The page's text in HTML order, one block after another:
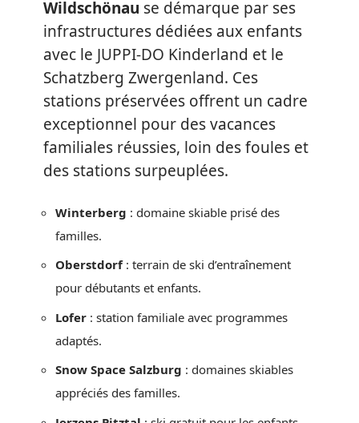
Wildschönau se démarque par ses
infrastructures dédiées aux enfants
avec le JUPPI-DO Kinderland et le
Schatzberg Zwergenland. Ces
stations préservées offrent un cadre
exceptionnel pour des vacances
familiales réussies, loin des foules et
des stations surpeuplées.
Winterberg : domaine skiable prisé des
familles.
Oberstdorf: terrain de ski d’entraînement
pour débutants et enfants.
Lofer : station familiale avec programmes
adaptés.
Snow Space Salzburg : domaines skiables
appréciés des familles.